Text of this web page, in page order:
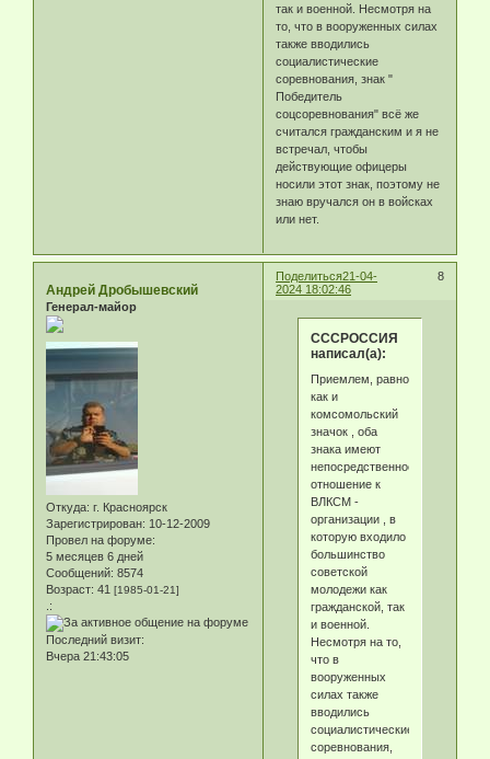
так и военной. Несмотря на
то, что в вооруженных силах
также вводились
социалистические
соревнования, знак "
Победитель
соцсоревнования" всё же
считался гражданским и я не
встречал, чтобы
действующие офицеры
носили этот знак, поэтому не
знаю вручался он в войсках
или нет.
Поделиться 8
21-04-
2024 18:02:46
Андрей Дробышевский
Генерал-майор
Откуда: г. Красноярск
Зарегистрирован: 10-12-2009
Провел на форуме:
5 месяцев 6 дней
Сообщений: 8574
Возраст: 41 [1985-01-21]
.:
Последний визит:
Вчера 21:43:05
СССРОССИЯ
написал(а):
Приемлем, равно
как и
комсомольский
значок , оба
знака имеют
непосредственное
отношение к
ВЛКСМ -
организации , в
которую входило
большинство
советской
молодежи как
гражданской, так
и военной.
Несмотря на то,
что в
вооруженных
силах также
вводились
социалистические
соревнования,